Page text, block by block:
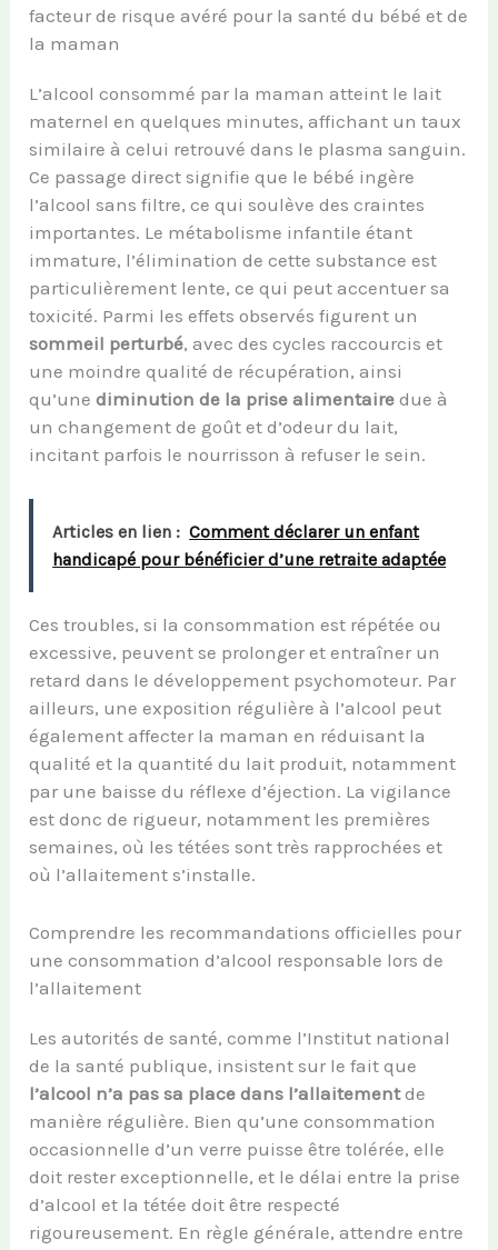
facteur de risque avéré pour la santé du bébé et de
la maman
L’alcool consommé par la maman atteint le lait
maternel en quelques minutes, affichant un taux
similaire à celui retrouvé dans le plasma sanguin.
Ce passage direct signifie que le bébé ingère
l’alcool sans filtre, ce qui soulève des craintes
importantes. Le métabolisme infantile étant
immature, l’élimination de cette substance est
particulièrement lente, ce qui peut accentuer sa
toxicité. Parmi les effets observés figurent un
sommeil perturbé, avec des cycles raccourcis et
une moindre qualité de récupération, ainsi
qu’unediminution de la prise alimentaire due à
un changement de goût et d’odeur du lait,
incitant parfois le nourrisson à refuser le sein.
Articles en lien : Comment déclarer un enfant
handicapé pour bénéficier d’une retraite adaptée
Ces troubles, si la consommation est répétée ou
excessive, peuvent se prolonger et entraîner un
retard dans le développement psychomoteur. Par
ailleurs, une exposition régulière à l’alcool peut
également affecter la maman en réduisant la
qualité et la quantité du lait produit, notamment
par une baisse du réflexe d’éjection. La vigilance
est donc de rigueur, notamment les premières
semaines, où les tétées sont très rapprochées et
où l’allaitement s’installe.
Comprendre les recommandations officielles pour
une consommation d’alcool responsable lors de
l’allaitement
Les autorités de santé, comme l’Institut national
de la santé publique, insistent sur le fait que
l’alcool n’a pas sa place dans l’allaitementde
manière régulière. Bien qu’une consommation
occasionnelle d’un verre puisse être tolérée, elle
doit rester exceptionnelle, et le délai entre la prise
d’alcool et la tétée doit être respecté
rigoureusement. En règle générale, attendre entre